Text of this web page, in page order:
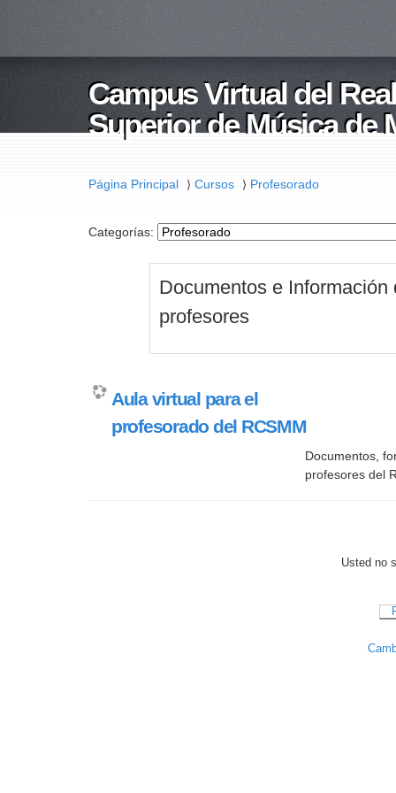
Campus Virtual del
Superior de Música de
Página Principal ⟩ Cursos ⟩ Profesorado
Categorías:
Documentos e Información
profesores
Aula virtual para el
profesorado del RCSMM
Documentos,
profesores del
Usted no